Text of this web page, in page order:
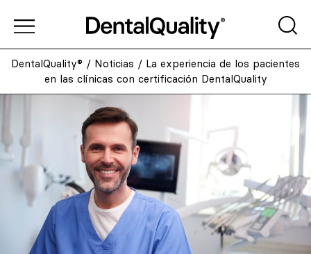
DentalQuality® / Noticias / La experiencia de los pacientes
en las clínicas con certificación DentalQuality